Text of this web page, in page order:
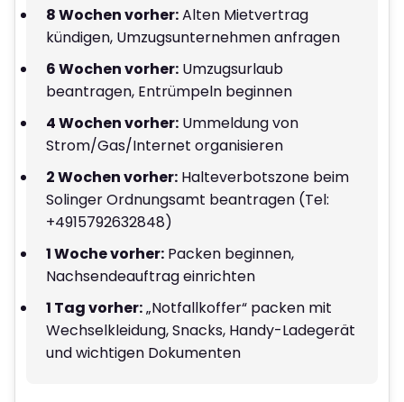
8 Wochen vorher:Alten Mietvertrag
kündigen, Umzugsunternehmen anfragen
6 Wochen vorher: Umzugsurlaub
beantragen, Entrümpeln beginnen
4 Wochen vorher: Ummeldung von
Strom/Gas/Internet organisieren
2 Wochen vorher: Halteverbotszone beim
Solinger Ordnungsamt beantragen (Tel:
+4915792632848)
1 Woche vorher: Packen beginnen,
Nachsendeauftrag einrichten
1 Tag vorher:„Notfallkoffer“ packen mit
Wechselkleidung, Snacks, Handy-Ladegerät
und wichtigen Dokumenten